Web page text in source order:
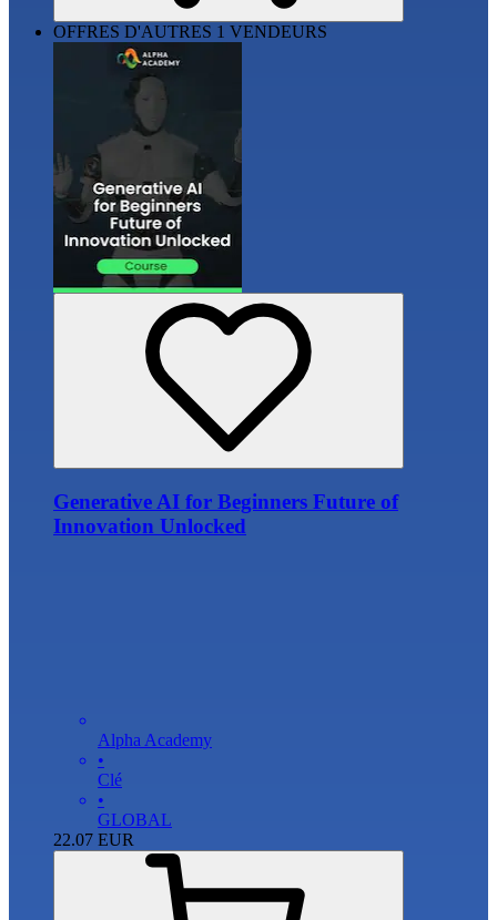
OFFRES D'AUTRES 1 VENDEURS
Generative AI for Beginners Future of
Innovation Unlocked
Alpha Academy
•
Clé
•
GLOBAL
22.07 EUR